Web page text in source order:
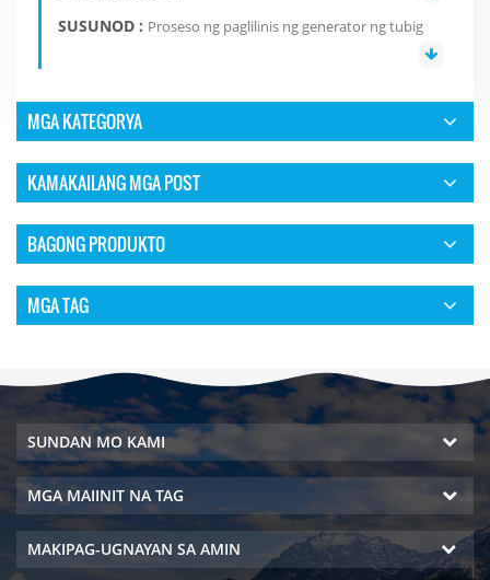
SUSUNOD : Proseso ng paglilinis ng generator ng tubig
MGA KATEGORYA
KAMAKAILANG MGA POST
BAGONG PRODUKTO
MGA TAG
SUNDAN MO KAMI
MGA MAIINIT NA TAG
MAKIPAG-UGNAYAN SA AMIN